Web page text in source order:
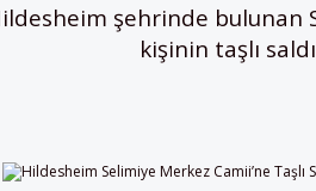
şehrinde
kişinin taşlı